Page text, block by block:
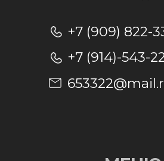
обработку персональных данных